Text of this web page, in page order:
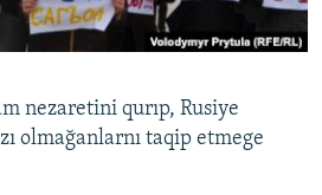
nezaretini qurıp, Rusiye
olmağanlarnı taqip etmege